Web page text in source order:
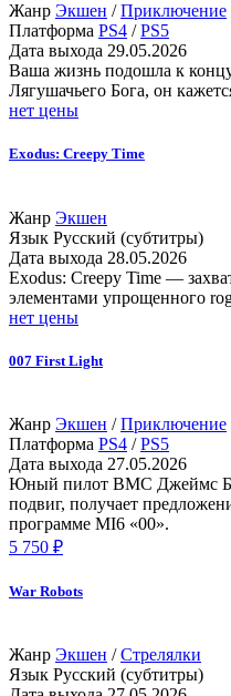
Жанр Экшен /Приключение
Платформа PS4 /PS5
Дата выхода 29.05.2026
Ваша жизнь подошла к
Лягушачьего Бога, он
нет цены
Exodus: Creepy Time
Жанр Экшен
Язык Русский (субтитры)
Дата выхода 28.05.2026
Exodus: Creepy Time —
элементами упрощенного
нет цены
007 First Light
Жанр Экшен /Приключение
Платформа PS4 /PS5
Дата выхода 27.05.2026
Юный пилот ВМС Джеймс
подвиг, получает
программе MI6 «00».
5 750 ₽
War Robots
Жанр Экшен /Стрелялки
Язык Русский (субтитры)